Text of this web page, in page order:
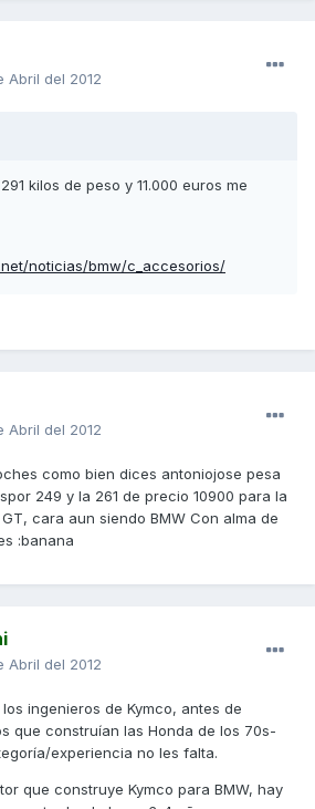
Abril del 2012
kilos de peso y 11.000 euros me
noticias/bmw/c_accesorios/
Abril del 2012
como bien dices antoniojose pesa
249 y la 261 de precio 10900 para la
cara aun siendo BMW Con alma de
:banana
Abril del 2012
ingenieros de Kymco, antes de
que construían las Honda de los 70s-
experiencia no les falta.
que construye Kymco para BMW, hay